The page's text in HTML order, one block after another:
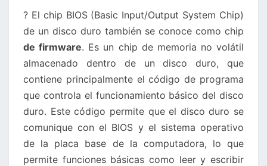
? El chip BIOS (Basic Input/Output System Chip)
de un disco duro también se conoce como chip
de firmware. Es un chip de memoria no volátil
almacenado dentro de un disco duro, que
contiene principalmente el código de programa
que controla el funcionamiento básico del disco
duro. Este código permite que el disco duro se
comunique con el BIOS y el sistema operativo
de la placa base de la computadora, lo que
permite funciones básicas como leer y escribir